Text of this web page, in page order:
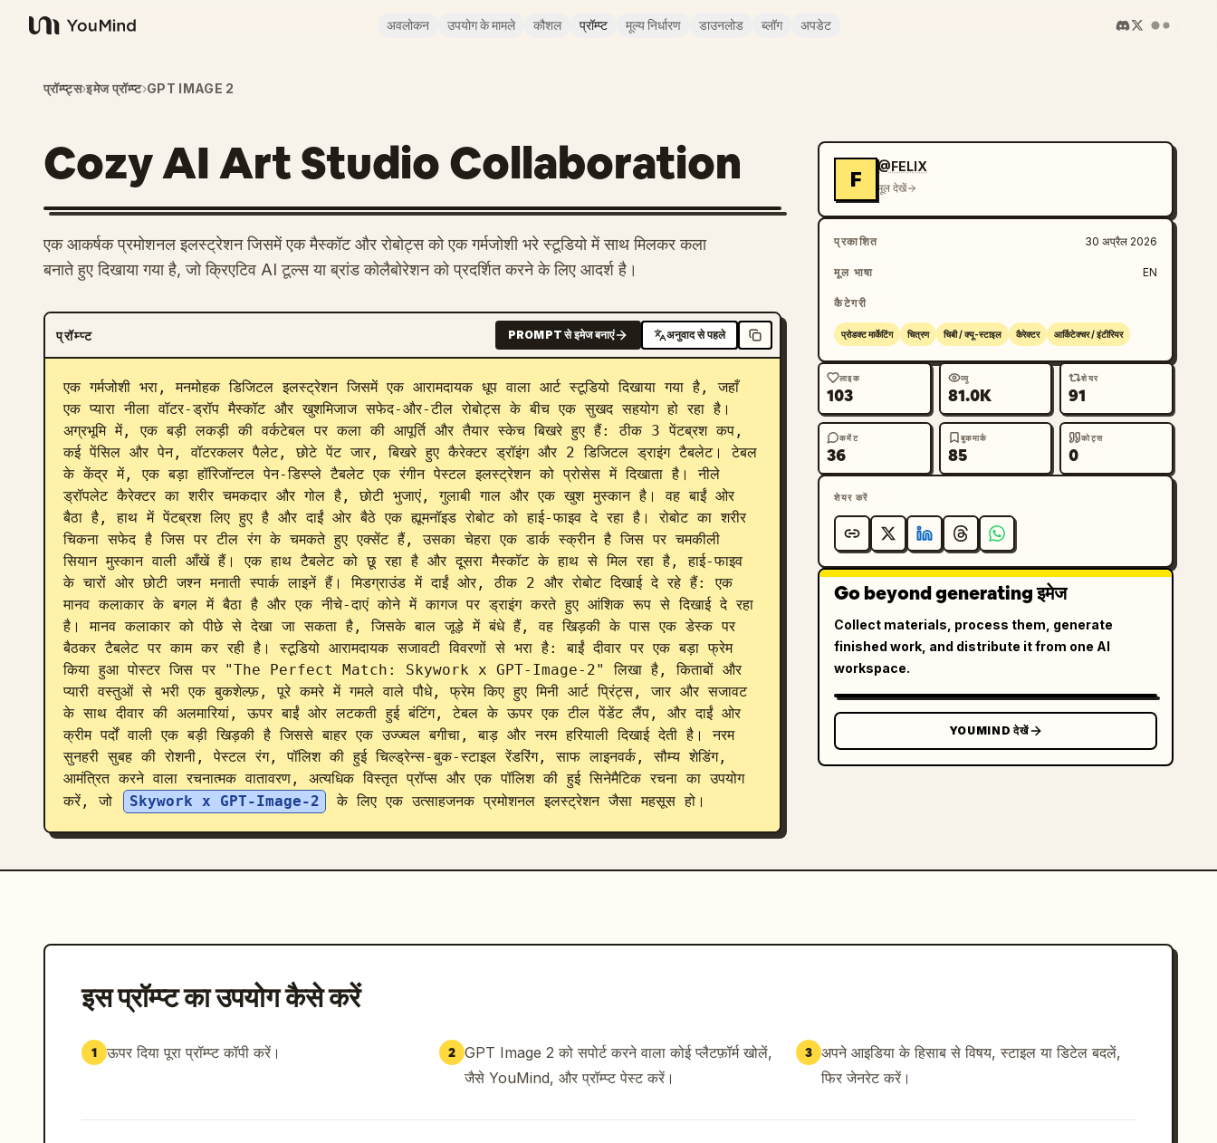
YouMind
अवलोकन उपयोग के मामले कौशल प्रॉम्प्ट मूल्य निर्धारण डाउनलोड ब्लॉग अपडेट
प्रॉम्प्ट्स›इमेज प्रॉम्प्ट›GPT IMAGE 2
Cozy AI Art Studio Collaboration
एक आकर्षक प्रमोशनल इलस्ट्रेशन जिसमें एक मैस्कॉट और रोबोट्स को एक गर्मजोशी भरे स्टूडियो में साथ मिलकर कला
बनाते हुए दिखाया गया है, जो क्रिएटिव AI टूल्स या ब्रांड कोलैबोरेशन को प्रदर्शित करने के लिए आदर्श है।
प्रॉम्प्ट PROMPT से इमेज बनाएं अनुवाद से पहले
एक गर्मजोशी भरा, मनमोहक डिजिटल इलस्ट्रेशन जिसमें एक आरामदायक धूप वाला आर्ट स्टूडियो दिखाया गया है, जहाँ
एक प्यारा नीला वॉटर-ड्रॉप मैस्कॉट और खुशमिजाज सफेद-और-टील रोबोट्स के बीच एक सुखद सहयोग हो रहा है।
अग्रभूमि में, एक बड़ी लकड़ी की वर्कटेबल पर कला की आपूर्ति और तैयार स्केच बिखरे हुए हैं: ठीक 3 पेंटब्रश कप,
कई पेंसिल और पेन, वॉटरकलर पैलेट, छोटे पेंट जार, बिखरे हुए कैरेक्टर ड्रॉइंग और 2 डिजिटल ड्राइंग टैबलेट। टेबल
के केंद्र में, एक बड़ा हॉरिजॉन्टल पेन-डिस्प्ले टैबलेट एक रंगीन पेस्टल इलस्ट्रेशन को प्रोसेस में दिखाता है। नीले
ड्रॉपलेट कैरेक्टर का शरीर चमकदार और गोल है, छोटी भुजाएं, गुलाबी गाल और एक खुश मुस्कान है। वह बाईं ओर
बैठा है, हाथ में पेंटब्रश लिए हुए है और दाईं ओर बैठे एक ह्यूमनॉइड रोबोट को हाई-फाइव दे रहा है। रोबोट का शरीर
चिकना सफेद है जिस पर टील रंग के चमकते हुए एक्सेंट हैं, उसका चेहरा एक डार्क स्क्रीन है जिस पर चमकीली
सियान मुस्कान वाली आँखें हैं। एक हाथ टैबलेट को छू रहा है और दूसरा मैस्कॉट के हाथ से मिल रहा है, हाई-फाइव
के चारों ओर छोटी जश्न मनाती स्पार्क लाइनें हैं। मिडग्राउंड में दाईं ओर, ठीक 2 और रोबोट दिखाई दे रहे हैं: एक
मानव कलाकार के बगल में बैठा है और एक नीचे-दाएं कोने में कागज पर ड्राइंग करते हुए आंशिक रूप से दिखाई दे रहा
है। मानव कलाकार को पीछे से देखा जा सकता है, जिसके बाल जूड़े में बंधे हैं, वह खिड़की के पास एक डेस्क पर
बैठकर टैबलेट पर काम कर रही है। स्टूडियो आरामदायक सजावटी विवरणों से भरा है: बाईं दीवार पर एक बड़ा फ्रेम
किया हुआ पोस्टर जिस पर "The Perfect Match: Skywork x GPT-Image-2" लिखा है, किताबों और
प्यारी वस्तुओं से भरी एक बुकशेल्फ़, पूरे कमरे में गमले वाले पौधे, फ्रेम किए हुए मिनी आर्ट प्रिंट्स, जार और सजावट
के साथ दीवार की अलमारियां, ऊपर बाईं ओर लटकती हुई बंटिंग, टेबल के ऊपर एक टील पेंडेंट लैंप, और दाईं ओर
क्रीम पर्दों वाली एक बड़ी खिड़की है जिससे बाहर एक उज्ज्वल बगीचा, बाड़ और नरम हरियाली दिखाई देती है। नरम
सुनहरी सुबह की रोशनी, पेस्टल रंग, पॉलिश की हुई चिल्ड्रेन्स-बुक-स्टाइल रेंडरिंग, साफ लाइनवर्क, सौम्य शेडिंग,
आमंत्रित करने वाला रचनात्मक वातावरण, अत्यधिक विस्तृत प्रॉप्स और एक पॉलिश की हुई सिनेमैटिक रचना का उपयोग
करें, जो
Skywork x GPT-Image-2 के लिए एक उत्साहजनक प्रमोशनल इलस्ट्रेशन जैसा महसूस हो।
F
@FELIX
मूल देखें
प्रकाशित 30 अप्रैल 2026
मूल भाषा EN
कैटेगरी
प्रोडक्ट मार्केटिंग चित्रण चिबी / क्यू-स्टाइल कैरेक्टर आर्किटेक्चर / इंटीरियर
लाइक
103
व्यू
81.0K
शेयर
91
कमेंट
36
बुकमार्क
85
कोट्स
0
शेयर करें
Go beyond generating इमेज
Collect materials, process them, generate
finished work, and distribute it from one AI
workspace.
YOUMIND देखें
इस प्रॉम्प्ट का उपयोग कैसे करें
1 ऊपर दिया पूरा प्रॉम्प्ट कॉपी करें। 2 GPT Image 2 को सपोर्ट करने वाला कोई प्लैटफ़ॉर्म खोलें,
जैसे YouMind, और प्रॉम्प्ट पेस्ट करें।
3 अपने आइडिया के हिसाब से विषय, स्टाइल या डिटेल बदलें,
फिर जेनरेट करें।